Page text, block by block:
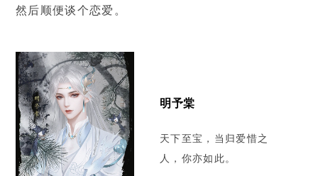
然后顺便谈个恋爱。
明予棠
天下至宝，当归爱惜之
人，你亦如此。